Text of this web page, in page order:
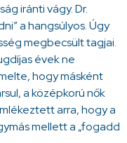
iránti vágy. Dr.
a hangsúlyos. Úgy
megbecsült tagjai.
évek ne
hogy másként
a középkorú nők
arra, hogy a
mellett a „fogadd